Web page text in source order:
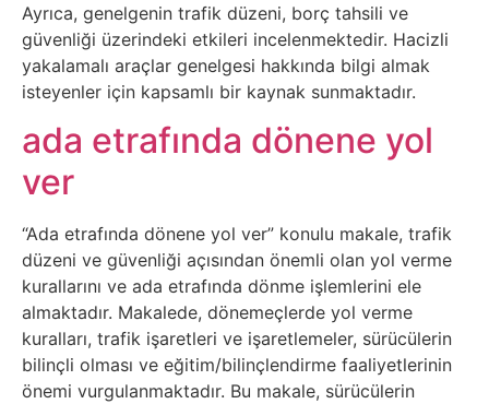
Bilim
Bitcoin
Bitkiler
Film
Diğer
Sosyal
Medyalar
Ayrıca, genelgenin trafik düzeni, borç tahsili ve
güvenliği üzerindeki etkileri incelenmektedir. Hacizli
yakalamalı araçlar genelgesi hakkında bilgi almak
isteyenler için kapsamlı bir kaynak sunmaktadır.
ada etrafında dönene yol
ver
“Ada etrafında dönene yol ver” konulu makale, trafik
düzeni ve güvenliği açısından önemli olan yol verme
kurallarını ve ada etrafında dönme işlemlerini ele
almaktadır. Makalede, dönemeçlerde yol verme
kuralları, trafik işaretleri ve işaretlemeler, sürücülerin
bilinçli olması ve eğitim/bilinçlendirme faaliyetlerinin
önemi vurgulanmaktadır. Bu makale, sürücülerin